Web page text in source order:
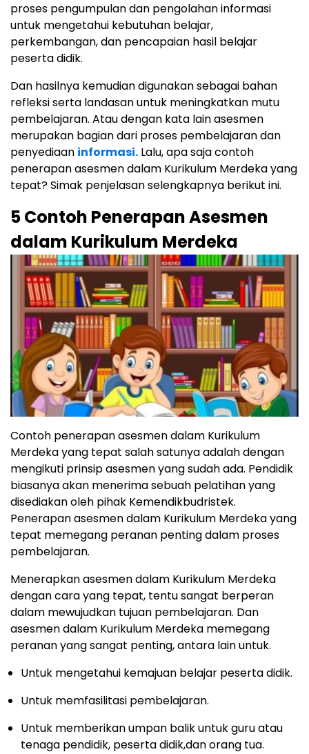
proses pengumpulan dan pengolahan informasi
untuk mengetahui kebutuhan belajar,
perkembangan, dan pencapaian hasil belajar
peserta didik.
Dan hasilnya kemudian digunakan sebagai bahan
refleksi serta landasan untuk meningkatkan mutu
pembelajaran. Atau dengan kata lain asesmen
merupakan bagian dari proses pembelajaran dan
penyediaan informasi. Lalu, apa saja contoh
penerapan asesmen dalam Kurikulum Merdeka yang
tepat? Simak penjelasan selengkapnya berikut ini.
5 Contoh Penerapan Asesmen
dalam Kurikulum Merdeka
Contoh penerapan asesmen dalam Kurikulum
Merdeka yang tepat salah satunya adalah dengan
mengikuti prinsip asesmen yang sudah ada. Pendidik
biasanya akan menerima sebuah pelatihan yang
disediakan oleh pihak Kemendikbudristek.
Penerapan asesmen dalam Kurikulum Merdeka yang
tepat memegang peranan penting dalam proses
pembelajaran.
Menerapkan asesmen dalam Kurikulum Merdeka
dengan cara yang tepat, tentu sangat berperan
dalam mewujudkan tujuan pembelajaran. Dan
asesmen dalam Kurikulum Merdeka memegang
peranan yang sangat penting, antara lain untuk.
Untuk mengetahui kemajuan belajar peserta didik.
Untuk memfasilitasi pembelajaran.
Untuk memberikan umpan balik untuk guru atau
tenaga pendidik, peserta didik,dan orang tua.